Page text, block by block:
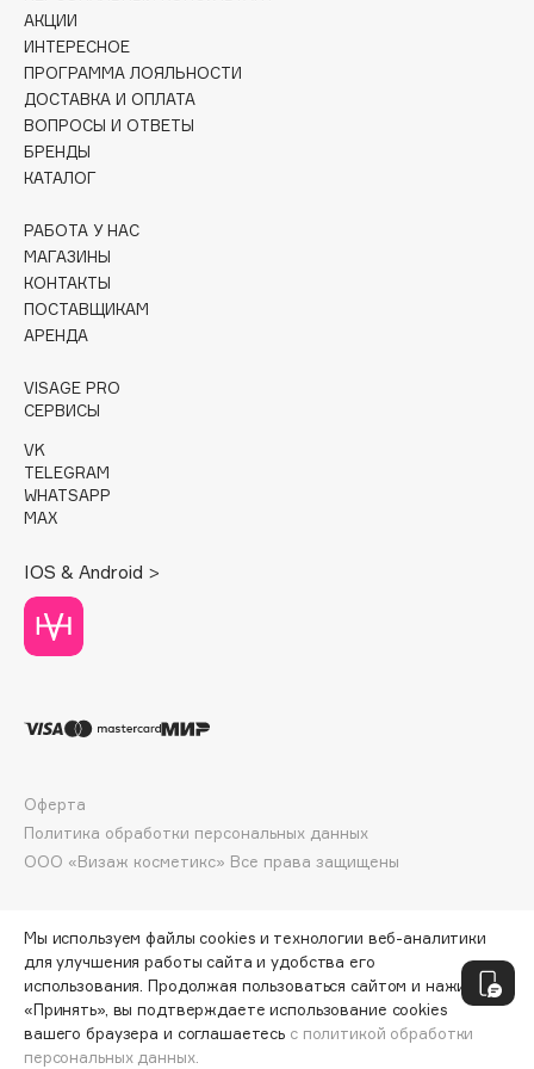
Collagenina
Consly
Corimo
Cottolina
Crescina
Curaprox
D
d'Alba
DABO
DARLING*
Darphin
Davines
Dior
Divage
Dolomit
Dr.Althea
Dyson
ДОБАВИТЬ В КОРЗИНУ
АКЦИИ
ИНТЕРЕСНОЕ
ПРОГРАММА ЛОЯЛЬНОСТИ
ДОСТАВКА И ОПЛАТА
ВОПРОСЫ И ОТВЕТЫ
БРЕНДЫ
КАТАЛОГ
РАБОТА У НАС
МАГАЗИНЫ
КОНТАКТЫ
ПОСТАВЩИКАМ
АРЕНДА
VISAGE PRO
СЕРВИСЫ
VK
TELEGRAM
WHATSAPP
MAX
IOS & Android >
ООО «Визаж косметикс» Все права защищены
Оферта
Политика обработки персональных данных
Мы используем файлы cookies и технологии веб-аналитики
для улучшения работы сайта и удобства его
использования. Продолжая пользоваться сайтом и нажимая
«Принять», вы подтверждаете использование cookies
вашего браузера и соглашаетесь с политикой обработки
персональных данных.